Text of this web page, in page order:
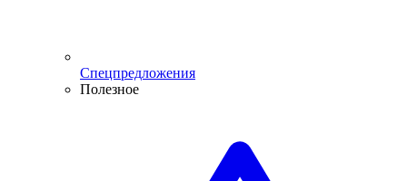
Спецпредложения
Полезное